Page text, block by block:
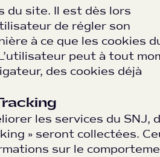
du site. Il est dès lors
de régler son
à ce que les cookies
peut à tout
des cookies déjà
les services du SNJ,
» seront collectées.
sur le